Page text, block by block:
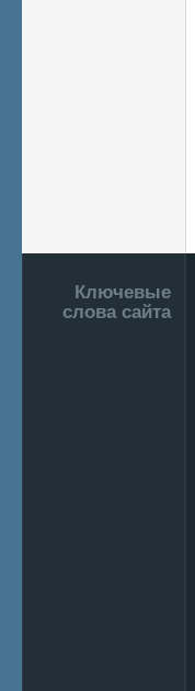
Подвал
Ключевые
слова сайта